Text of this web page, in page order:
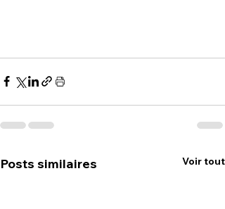
Posts similaires Voir tout